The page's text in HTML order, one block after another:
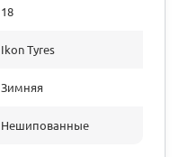
18
Ikon Tyres
Зимняя
Нешипованные